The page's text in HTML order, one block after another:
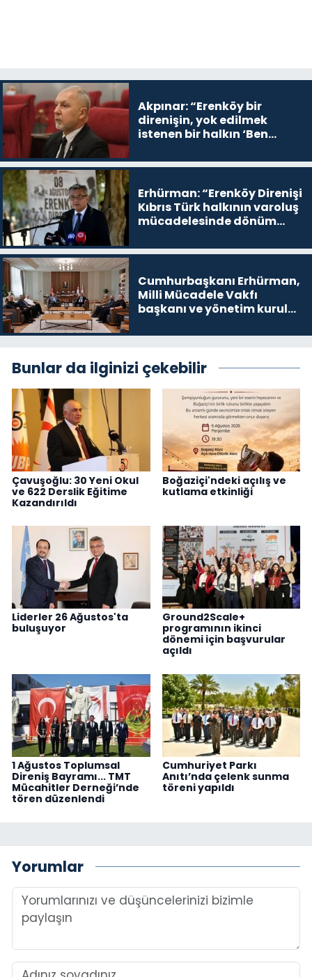
Akpınar: “Erenköy bir
direnişin, yok edilmek
istenen bir halkın ‘Ben
devam edeceğim’ dediği
Erhürman: “Erenköy Direnişi
Kıbrıs Türk halkının varoluş
mücadelesinde dönüm
Cumhurbaşkanı Erhürman,
Milli Mücadele Vakfı
başkanı ve yönetim kurulu
Bunlar da ilginizi çekebilir
Çavuşoğlu: 30 Yeni Okul
ve 622 Derslik Eğitime
Kazandırıldı
Boğaziçi'ndeki açılış ve
kutlama etkinliği
Liderler 26 Ağustos'ta
buluşuyor
Ground2Scale+
programının ikinci
dönemi için başvurular
açıldı
1 Ağustos Toplumsal
Direniş Bayramı... TMT
Mücahitler Derneği’nde
tören düzenlendi
Cumhuriyet Parkı
Anıtı’nda çelenk sunma
töreni yapıldı
Yorumlar